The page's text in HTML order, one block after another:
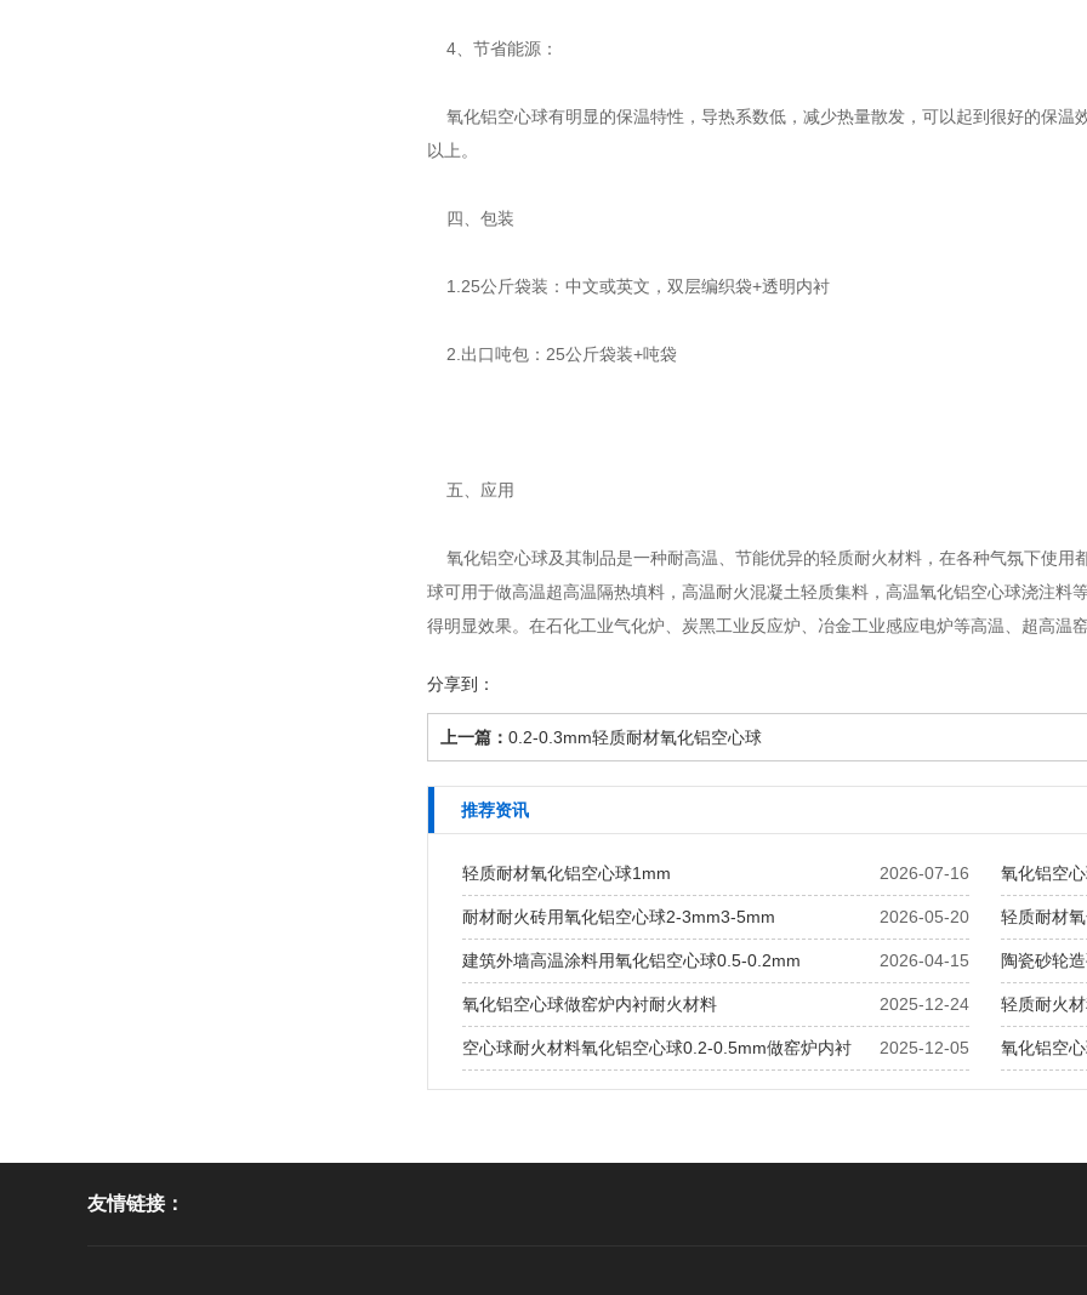
4、节省能源：
氧化铝空心球有明显的保温特性，导热系数低，减少热量散发，可以起到很好的保温
以上。
四、包装
1.25公斤袋装：中文或英文，双层编织袋+透明内衬
2.出口吨包：25公斤袋装+吨袋
五、应用
氧化铝空心球及其制品是一种耐高温、节能优异的轻质耐火材料，在各种气氛下使
球可用于做高温超高温隔热填料，高温耐火混凝土轻质集料，高温氧化铝空心球浇注料
得明显效果。在石化工业气化炉、炭黑工业反应炉、冶金工业感应电炉等高温、超高温
分享到：
上一篇： 0.2-0.3mm轻质耐材氧化铝空心球
推荐资讯
2026-07-16
轻质耐材氧化铝空心球1mm 氧化铝空
2026-05-20
耐材耐火砖用氧化铝空心球2-3mm3-5mm 轻质耐材
2026-04-15
建筑外墙高温涂料用氧化铝空心球0.5-0.2mm 陶瓷砂轮
2025-12-24
氧化铝空心球做窑炉内衬耐火材料 轻质耐火
2025-12-05
空心球耐火材料氧化铝空心球0.2-0.5mm做窑炉内衬 氧化铝空
友情链接：